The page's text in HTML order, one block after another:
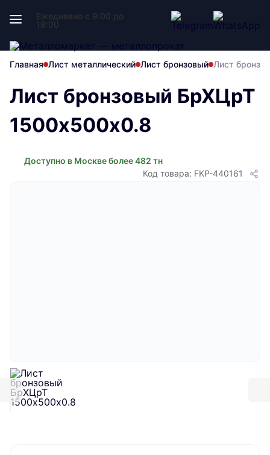
Ежедневно с 9:00 до
18:00
Главная Лист металлический Лист бронзовый Лист
Лист бронзовый БрХЦрТ
1500х500х0.8
Доступно в Москве более 482 тн
Код товара: FKP-440161